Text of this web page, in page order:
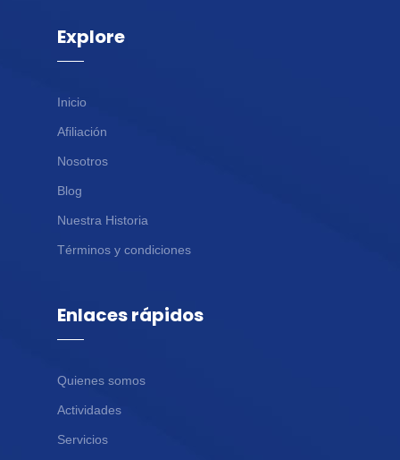
Explore
Inicio
Afiliación
Nosotros
Blog
Nuestra Historia
Términos y condiciones
Enlaces rápidos
Quienes somos
Actividades
Servicios